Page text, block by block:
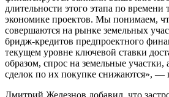
длительности этого этапа по времени
экономике проектов. Мы понимаем,
совершаются на рынке земельных
бридж-кредитов предпроектного
текущем уровне ключевой ставки
образом, спрос на земельные участки,
сделок по их покупке снижаются», —